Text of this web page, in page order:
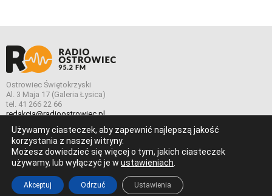
Ostrowiec Świętokrzyski
Al. 3 Maja 17 (Galeria Łysica)
tel. 41 266 22 66
redakcja@radioostrowiec.pl
© Wszelkie prawa zastrzeżone. Radio Ostrowiec 2026 Radio
Ostrowiec.
Stworzone z
Używamy ciasteczek, aby zapewnić najlepszą jakość
korzystania z naszej witryny.
Możesz dowiedzieć się więcej o tym, jakich ciasteczek
używamy, lub wyłączyć je w ustawieniach
Akceptuj Odrzuć Ustawienia